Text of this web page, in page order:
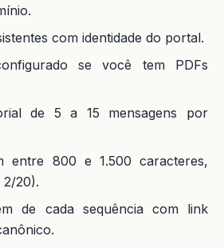
com identidade do portal.
se você tem PDFs
de 5 a 15 mensagens por
entre 800 e 1.500 caracteres,
2/20).
de cada sequência com link